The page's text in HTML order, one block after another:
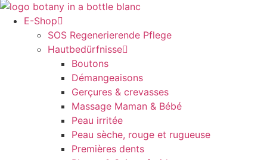
E-Shop
SOS Regenerierende Pflege
Hautbedürfnisse
Boutons
Démangeaisons
Gerçures & crevasses
Massage Maman & Bébé
Peau irritée
Peau sèche, rouge et rugueuse
Premières dents